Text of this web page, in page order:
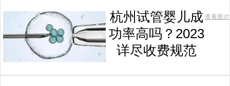
杭州试管婴儿成
功率高吗？2023
详尽收费规范
查看图片